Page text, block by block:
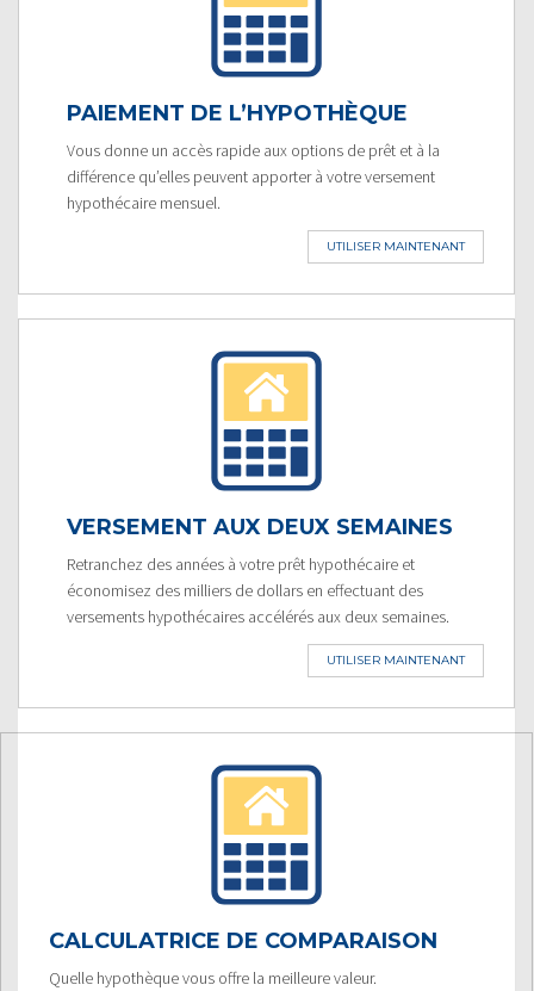
PAIEMENT DE L’HYPOTHÈQUE
Vous donne un accès rapide aux options de prêt et à la
différence qu’elles peuvent apporter à votre versement
hypothécaire mensuel.
UTILISER MAINTENANT
VERSEMENT AUX DEUX SEMAINES
Retranchez des années à votre prêt hypothécaire et
économisez des milliers de dollars en effectuant des
versements hypothécaires accélérés aux deux semaines.
UTILISER MAINTENANT
CALCULATRICE DE COMPARAISON
Quelle hypothèque vous offre la meilleure valeur.